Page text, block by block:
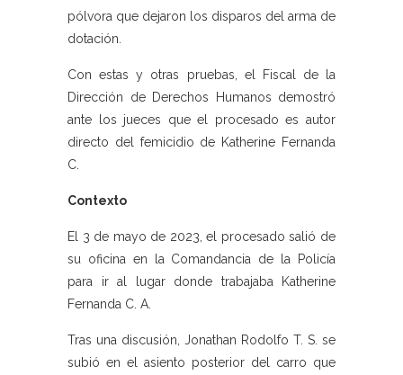
pólvora que dejaron los disparos del arma de
dotación.
Con estas y otras pruebas, el Fiscal de la
Dirección de Derechos Humanos demostró
ante los jueces que el procesado es autor
directo del femicidio de Katherine Fernanda
C.
Contexto
El 3 de mayo de 2023, el procesado salió de
su oficina en la Comandancia de la Policía
para ir al lugar donde trabajaba Katherine
Fernanda C. A.
Tras una discusión, Jonathan Rodolfo T. S. se
subió en el asiento posterior del carro que